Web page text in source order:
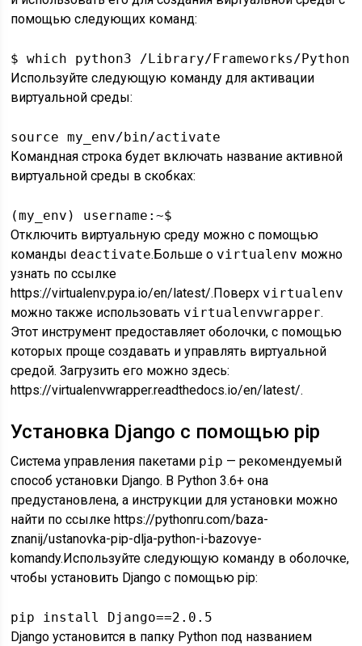
помощью следующих команд:
$ which python3 /Library/Frameworks/
Используйте следующую команду для активации
виртуальной среды:
source my_env/bin/activate
Командная строка будет включать название активной
виртуальной среды в скобках:
(my_env) username:~$
Отключить виртуальную среду можно с помощью
команды deactivate.Больше о virtualenv можно
узнать по ссылке
https://virtualenv.pypa.io/en/latest/.Поверх virtualenv
можно также использовать virtualenvwrapper.
Этот инструмент предоставляет оболочки, с помощью
которых проще создавать и управлять виртуальной
средой. Загрузить его можно здесь:
https://virtualenvwrapper.readthedocs.io/en/latest/.
Установка Django с помощью pip
Система управления пакетами pip — рекомендуемый
способ установки Django. В Python 3.6+ она
предустановлена, а инструкции для установки можно
найти по ссылке https://pythonru.com/baza-
znanij/ustanovka-pip-dlja-python-i-bazovye-
komandy.Используйте следующую команду в оболочке,
чтобы установить Django с помощью pip:
pip install Django==2.0.5
Django установится в папку Python под названием